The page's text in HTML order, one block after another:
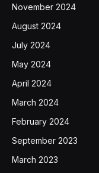
November 2024
August 2024
July 2024
May 2024
April 2024
March 2024
February 2024
September 2023
March 2023